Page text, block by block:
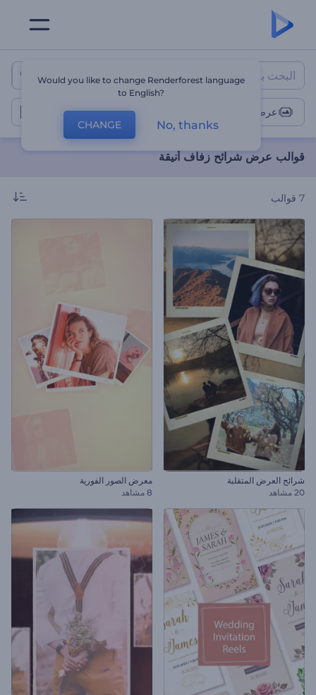
قوالب عرض شرائح زفاف أنيقة
عرض شرائح الزفاف
قوالب عرض شرائح زفاف أنيقة
7 قوالب
شرائح العرض المتقلبة
20 مشاهد
معرض الصور الفورية
8 مشاهد
Would you like to change Renderforest language
to English?
CHANGE No, thanks